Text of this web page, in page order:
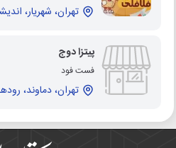
تهران، شهریار،
پیتزا دوج
فست فود
تهران، دماوند،